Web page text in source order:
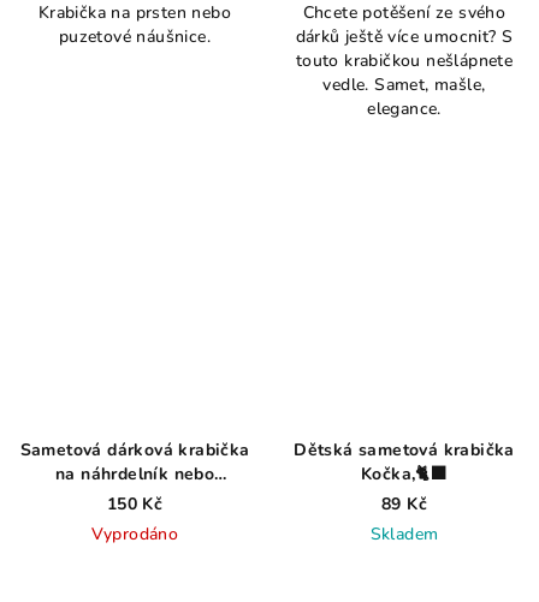
Krabička na prsten nebo
puzetové náušnice.
produktu
je
5,0
z
5
Chcete potěšení ze svého
dárků ještě více umocnit? S
touto krabičkou nešlápnete
vedle. Samet, mašle,
elegance.
Sametová dárková krabička
na náhrdelník nebo
přívěsek červená
150 Kč
Vyprodáno
Dětská sametová krabička
Kočka,🐈‍⬛
89 Kč
Skladem